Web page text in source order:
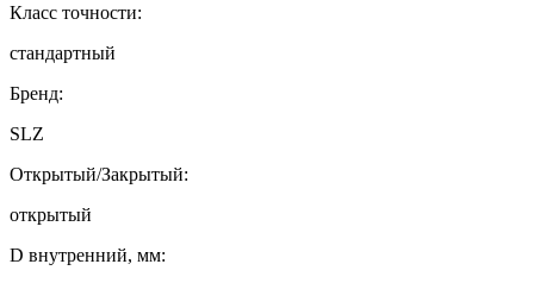
Класс точности:
стандартный
Бренд:
SLZ
Открытый/Закрытый:
открытый
D внутренний, мм: